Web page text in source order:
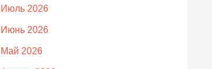
Июль 2026
Июнь 2026
Май 2026